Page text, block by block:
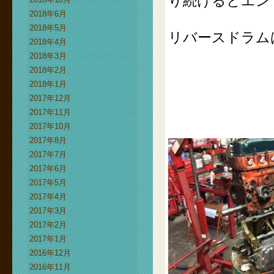
2018年6月
2018年5月
2018年4月
2018年3月
2018年2月
2018年1月
2017年12月
2017年11月
2017年10月
2017年8月
2017年7月
2017年6月
2017年5月
2017年4月
2017年3月
2017年2月
2017年1月
2016年12月
2016年11月
リバースドラ